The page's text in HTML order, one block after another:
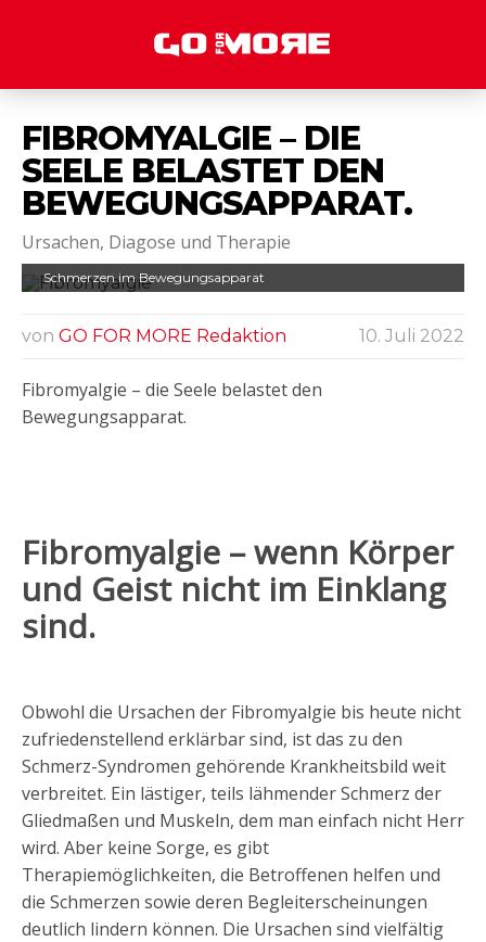
FIBROMYALGIE – DIE
SEELE BELASTET DEN
BEWEGUNGSAPPARAT.
Ursachen, Diagose und Therapie
Schmerzen im Bewegungsapparat
von GO FOR MORE Redaktion 10. Juli 2022
Fibromyalgie – die Seele belastet den
Bewegungsapparat.
Fibromyalgie – wenn Körper
und Geist nicht im Einklang
sind.
Obwohl die Ursachen der Fibromyalgie bis heute nicht
zufriedenstellend erklärbar sind, ist das zu den
Schmerz-Syndromen gehörende Krankheitsbild weit
verbreitet. Ein lästiger, teils lähmender Schmerz der
Gliedmaßen und Muskeln, dem man einfach nicht Herr
wird. Aber keine Sorge, es gibt
Therapiemöglichkeiten, die Betroffenen helfen und
die Schmerzen sowie deren Begleiterscheinungen
deutlich lindern können. Die Ursachen sind vielfältig